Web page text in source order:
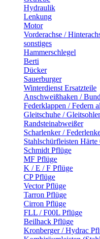
Hydraulik
Lenkung
Motor
Vorderachse /
sonstiges
Hammerschlegel
Berti
Dücker
Sauerburger
Winterdienst Ersatzteile
Anschweißhaken /
Federklappen / Federn
Gleitschuhe /
Randsteinabweißer
Scharlenker /
Stahlschürfleisten Härte
Schmidt Pflüge
MF Pflüge
K / E / F Pflüge
CP Pflüge
Vector Pflüge
Tarron Pflüge
Cirron Pflüge
FLL / F00L Pflüge
Beilhack Pflüge
Kronberger / Hydrac